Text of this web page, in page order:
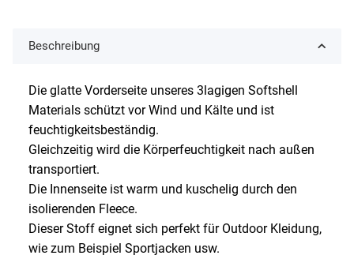
Beschreibung
Die glatte Vorderseite unseres 3lagigen Softshell
Materials schützt vor Wind und Kälte und ist
feuchtigkeitsbeständig.
Gleichzeitig wird die Körperfeuchtigkeit nach außen
transportiert.
Die Innenseite ist warm und kuschelig durch den
isolierenden Fleece.
Dieser Stoff eignet sich perfekt für Outdoor Kleidung,
wie zum Beispiel Sportjacken usw.